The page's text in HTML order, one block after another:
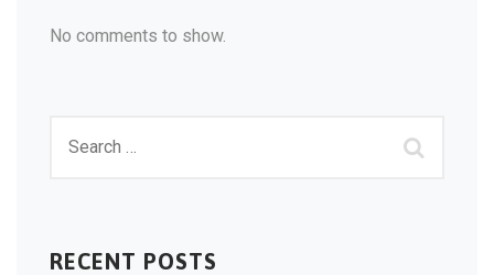
No comments to show.
RECENT POSTS